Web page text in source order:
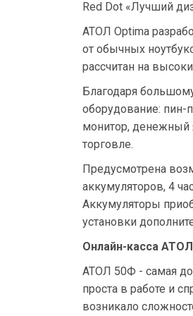
Red Dot «Лучший
АТОЛ Optima
от обычных
рассчитан на
Благодаря
оборудование: пин-
монитор, денежный
торговле.
Предусмотрена
аккумуляторов, 4
Аккумуляторы
установки
Онлайн-касса
АТОЛ 50Ф - самая
проста в работе и
возникало